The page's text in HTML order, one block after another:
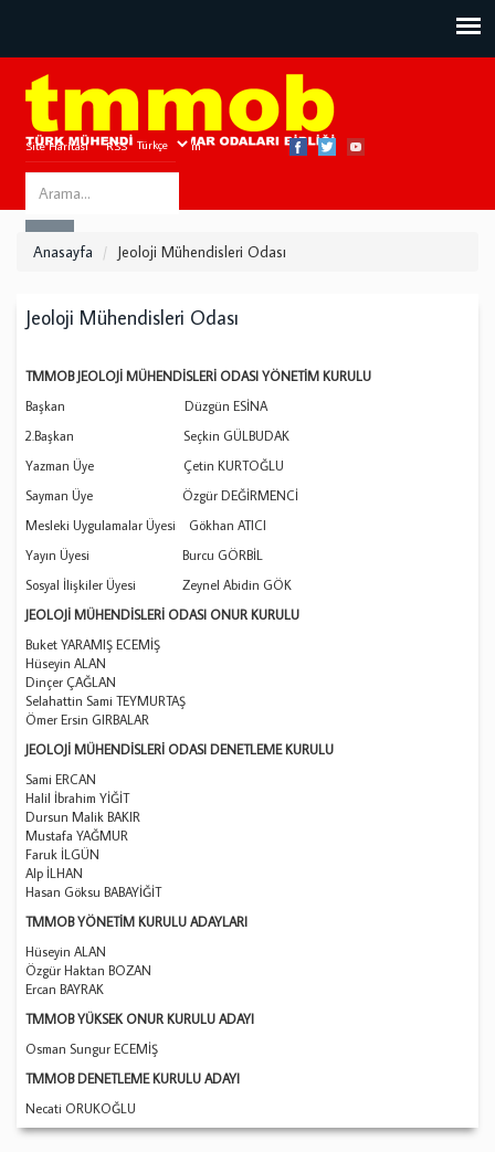
Site Haritası RSS Bize Ulaşın
Search
this
Anasayfa Jeoloji Mühendisleri Odası
Jeoloji Mühendisleri Odası
TMMOB JEOLOJİ MÜHENDİSLERİ ODASI YÖNETİM KURULU
Başkan Düzgün ESİNA
2.Başkan Seçkin GÜLBUDAK
Yazman Üye Çetin KURTOĞLU
Sayman Üye Özgür DEĞİRMENCİ
Mesleki Uygulamalar Üyesi Gökhan ATICI
Yayın Üyesi Burcu GÖRBİL
Sosyal İlişkiler Üyesi Zeynel Abidin GÖK
JEOLOJİ MÜHENDİSLERİ ODASI ONUR KURULU
Buket YARAMIŞ ECEMİŞ
Hüseyin ALAN
Dinçer ÇAĞLAN
Selahattin Sami TEYMURTAŞ
Ömer Ersin GIRBALAR
JEOLOJİ MÜHENDİSLERİ ODASI DENETLEME KURULU
Sami ERCAN
Halil İbrahim YİĞİT
Dursun Malik BAKIR
Mustafa YAĞMUR
Faruk İLGÜN
Alp İLHAN
Hasan Göksu BABAYİĞİT
TMMOB YÖNETİM KURULU ADAYLARI
Hüseyin ALAN
Özgür Haktan BOZAN
Ercan BAYRAK
TMMOB YÜKSEK ONUR KURULU ADAYI
Osman Sungur ECEMİŞ
TMMOB DENETLEME KURULU ADAYI
Necati ORUKOĞLU